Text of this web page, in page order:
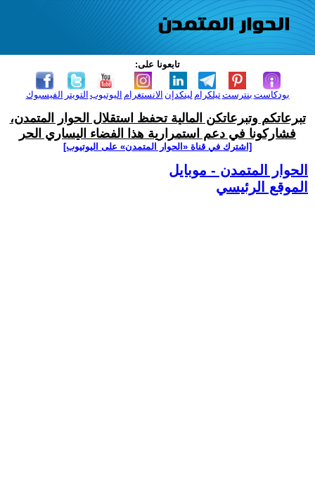
تابعونا على:
الفيسبوك التويتر اليوتيوب الانستغرام لينكدإن تيلكرامبنترست بودكاست
تبرعاتكم وتبرعاتكن المالية تحفظ استقلال الحوار المتمدن،
فشاركونا في دعم استمرارية هذا الفضاء اليساري الحر
[اشترك في قناة ‫«الحوار المتمدن» على اليوتيوب]
الحوار المتمدن - موبايل
الموقع الرئيسي